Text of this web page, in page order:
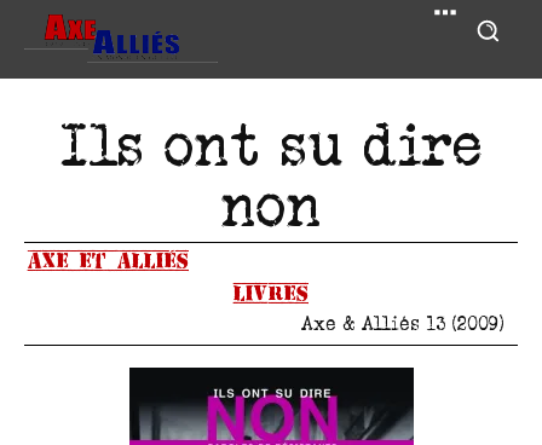
Ils ont su dire
non
Axe et Alliés
Livres
Axe & Alliés 13 (2009)